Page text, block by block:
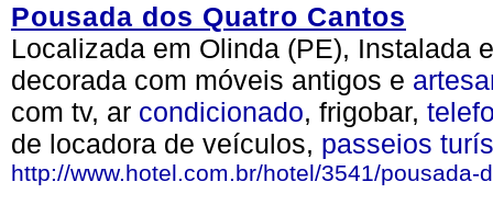
Pousada dos Quatro Cantos
Localizada em Olinda (PE), Instalada
decorada com móveis antigos e
com tv, ar condicionado, frigobar,
de locadora de veículos, passeios
http://www.hotel.com.br/hotel/3541/pousada-